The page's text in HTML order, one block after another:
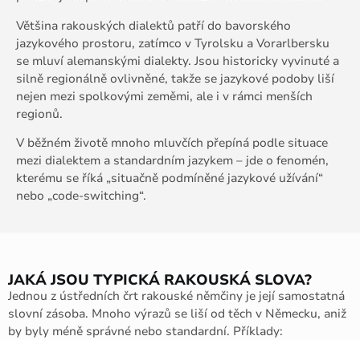
Většina rakouských dialektů patří do bavorského
jazykového prostoru, zatímco v Tyrolsku a Vorarlbersku
se mluví alemanskými dialekty. Jsou historicky vyvinuté a
silně regionálně ovlivněné, takže se jazykové podoby liší
nejen mezi spolkovými zeměmi, ale i v rámci menších
regionů.
V běžném životě mnoho mluvčích přepíná podle situace
mezi dialektem a standardním jazykem – jde o fenomén,
kterému se říká „situačně podmíněné jazykové užívání“
nebo „code-switching“.
JAKÁ JSOU TYPICKÁ RAKOUSKÁ SLOVA?
Jednou z ústředních črt rakouské němčiny je její samostatná
slovní zásoba. Mnoho výrazů se liší od těch v Německu, aniž
by byly méně správné nebo standardní. Příklady: